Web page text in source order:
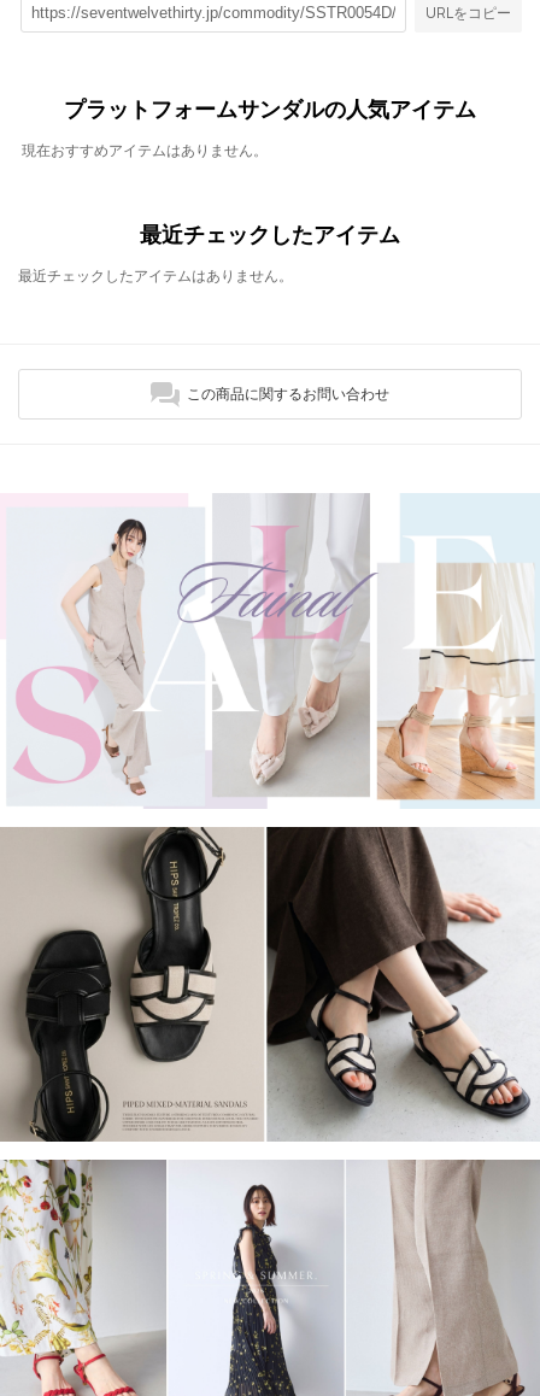
URLをコピー
プラットフォームサンダルの人気アイテム
現在おすすめアイテムはありません。
最近チェックしたアイテム
最近チェックしたアイテムはありません。
この商品に関するお問い合わせ